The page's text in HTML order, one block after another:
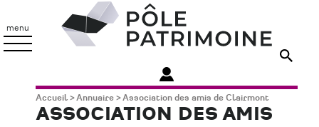
contenu
principal
menu
Patrimoine
Fil
d'Ariane
Accueil Annuaire Association des amis de Clairmont
ASSOCIATION DES AMIS